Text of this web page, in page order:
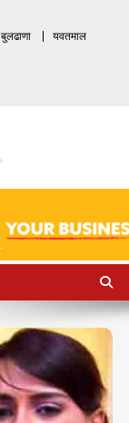
बुलढाणा
यवतमाल